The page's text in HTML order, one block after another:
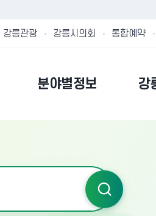
강릉관광 강릉시의회 통합예약
분야별정보 강